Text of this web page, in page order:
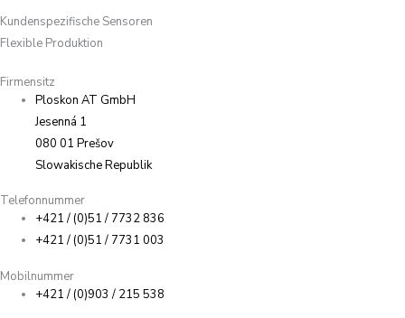
Kundenspezifische Sensoren
Flexible Produktion
Firmensitz
Ploskon AT GmbH
Jesenná 1
080 01 Prešov
Slowakische Republik
Telefonnummer
+421 / (0)51 / 7732 836
+421 / (0)51 / 7731 003
Mobilnummer
+421 / (0)903 / 215 538